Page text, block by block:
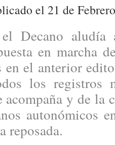
el 21 de
aludía a
en marcha
en el anterior
los registros
acompaña y de la
autonómicos
reposada.